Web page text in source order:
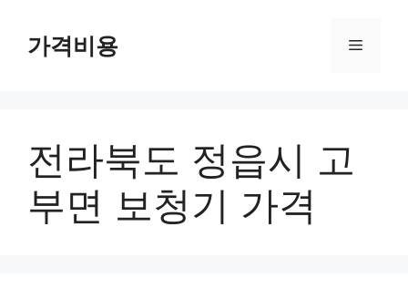
가격비용 메
전라북도 정읍시 고
부면 보청기 가격